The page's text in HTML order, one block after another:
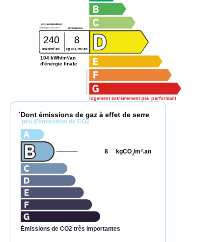
logement extrêmement peu performant
consommation
émissions
(énergie primaire)
240 8
kWh/m2.an kg CO2 /m2 .an
104 kWh/m²/an
d'énergie finale
* Dont émissions de gaz à effet de serre
peu d'émissions de CO2
Émissions de CO2 très importantes
kgCO2/m 2.an
8